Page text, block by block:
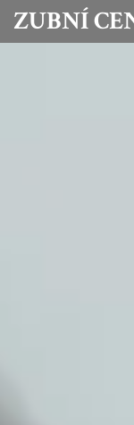
ZUBNÍ